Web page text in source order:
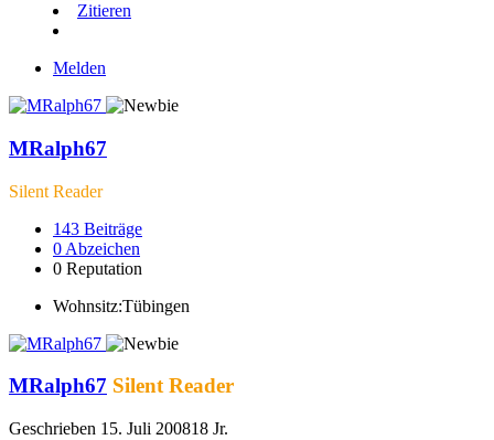
Zitieren
Melden
MRalph67
Silent Reader
143 Beiträge
0 Abzeichen
0 Reputation
Wohnsitz:Tübingen
MRalph67 Silent Reader
Geschrieben 15. Juli 200818 Jr.